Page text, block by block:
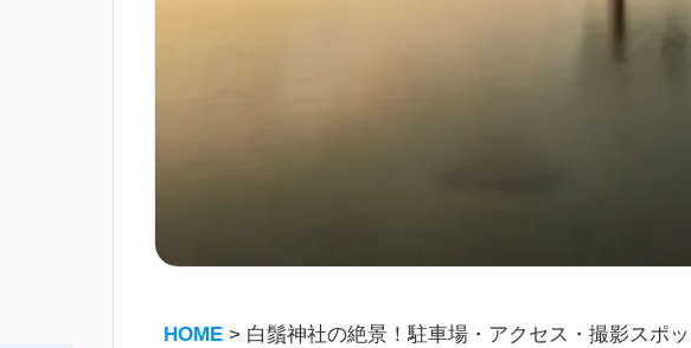
HOME > 白鬚神社の絶景！駐車場・アクセス・撮影スポ